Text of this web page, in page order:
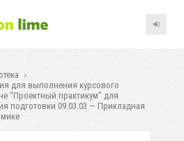
для выполнения курсового
"Проектный практикум" для
подготовки 09.03.03 — Прикладная